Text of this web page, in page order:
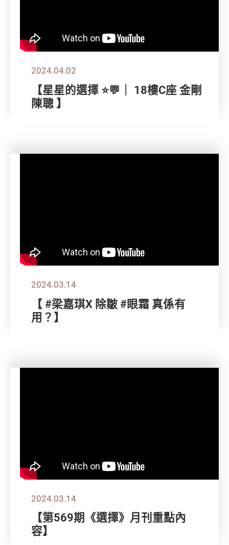
2024.04.02
【星星的選擇 ⭐💬｜ 18樓C座 金剛
陳聰 】
2024.03.14
【 #梁嘉琪X 除皺 #眼霜 真係有
用？】
2024.03.14
【第569期《選擇》月刊重點內
容】